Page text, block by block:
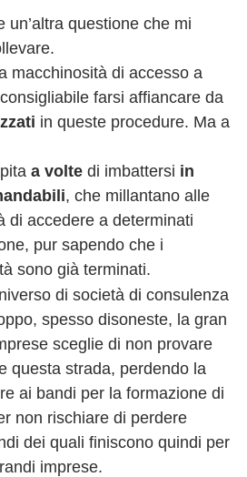
un’altra questione che mi
macchinosità di accesso a
farsi affiancare da
in queste procedure. Ma a
a volte di imbattersi in
, che millantano alle
di accedere a determinati
pur sapendo che i
sono già terminati.
di società di consulenza
spesso disoneste, la gran
sceglie di non provare
questa strada, perdendo la
ai bandi per la formazione di
non rischiare di perdere
dei quali finiscono quindi per
imprese.